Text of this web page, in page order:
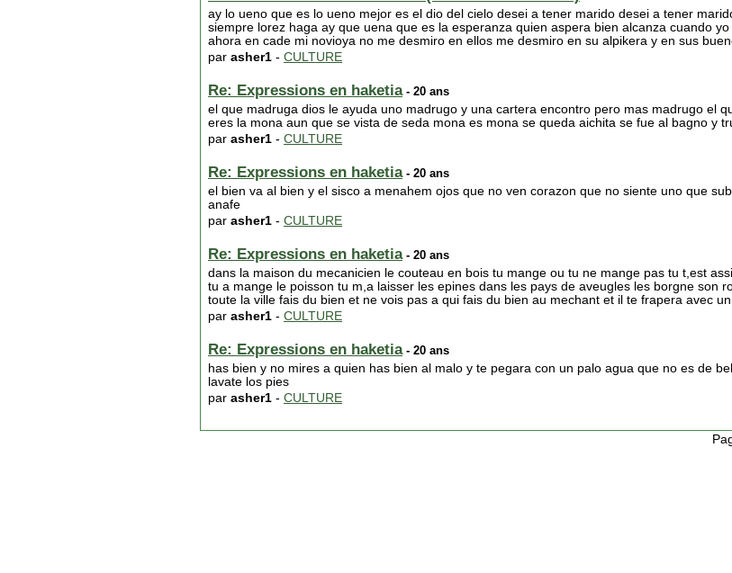
ay lo ueno que es lo ueno mejor es el dio del cielo desei a tener marido desei a tener
siempre lorez haga ay que uena que es la esperanza quien aspera bien alcanza cuando
ahora en cade mi novioya no me desmiro en ellos me desmiro en su alpikera y en sus
par asher1 - CULTURE
Re: Expressions en haketia- 20 ans
el que madruga dios le ayuda uno madrugo y una cartera encontro pero mas madrugo el
eres la mona aun que se vista de seda mona es mona se queda aichita se fue al bagno y
par asher1 - CULTURE
Re: Expressions en haketia- 20 ans
el bien va al bien y el sisco a menahem ojos que no ven corazon que no siente uno que
anafe
par asher1 - CULTURE
Re: Expressions en haketia- 20 ans
dans la maison du mecanicien le couteau en bois tu mange ou tu ne mange pas tu t,est
tu a mange le poisson tu m,a laisser les epines dans les pays de aveugles les borgne son
toute la ville fais du bien et ne vois pas a qui fais du bien au mechant et il te frapera avec
par asher1 - CULTURE
Re: Expressions en haketia- 20 ans
has bien y no mires a quien has bien al malo y te pegara con un palo agua que no es de
lavate los pies
par asher1 - CULTURE